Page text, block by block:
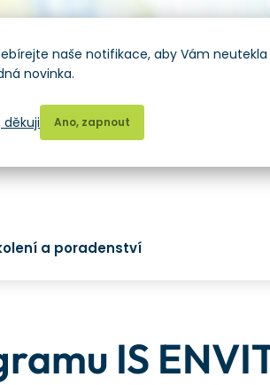
a poradenství
IS
naše notifikace, aby Vám neutekla
novinka.
Ano, zapnout
děkuji